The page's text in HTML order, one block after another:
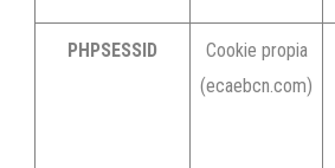
PHPSESSID
Cookie propia
(ecaebcn.com)